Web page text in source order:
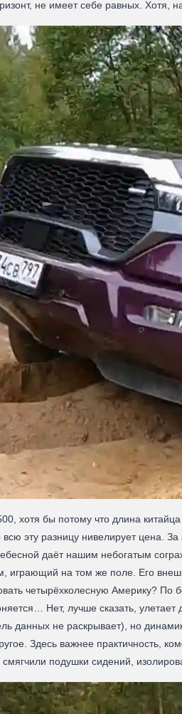
не имеет себе равных. Хотя,
хотя бы потому что длина
эту разницу нивелирует цена.
даёт нашим небогатым
на том же поле. Его
четырёхколесную Америку? По
Нет, лучше сказать,
данных не раскрывает), но
Здесь важнее практичность,
подушки сидений,